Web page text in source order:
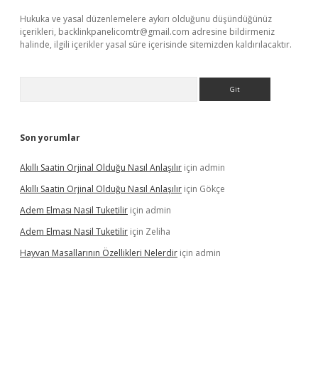
Hukuka ve yasal düzenlemelere aykırı olduğunu düşündüğünüz
içerikleri, backlinkpanelicomtr@gmail.com adresine bildirmeniz
halinde, ilgili içerikler yasal süre içerisinde sitemizden kaldırılacaktır.
Son yorumlar
Akıllı Saatin Orjinal Olduğu Nasıl Anlaşılır için admin
Akıllı Saatin Orjinal Olduğu Nasıl Anlaşılır için Gökçe
Adem Elması Nasil Tuketilir için admin
Adem Elması Nasil Tuketilir için Zeliha
Hayvan Masallarının Özellikleri Nelerdir için admin